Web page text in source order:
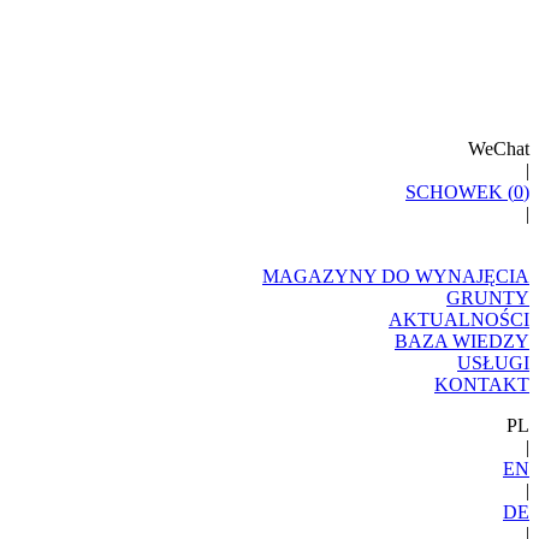
WeChat
|
SCHOWEK (0)
|
MAGAZYNY DO WYNAJĘCIA
GRUNTY
AKTUALNOŚCI
BAZA WIEDZY
USŁUGI
KONTAKT
PL
|
EN
|
DE
|